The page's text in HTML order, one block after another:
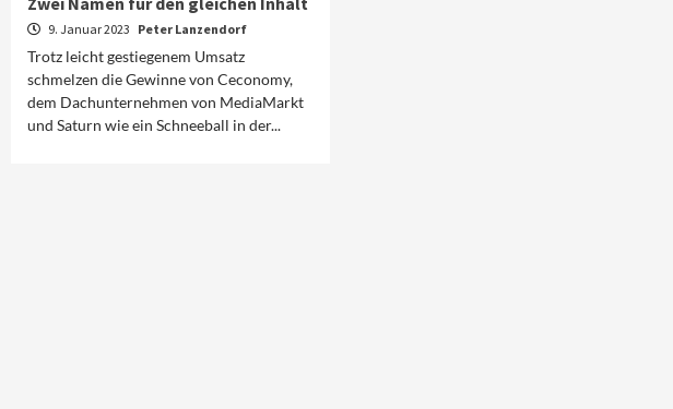
9. Januar 2023 Peter Lanzendorf
Trotz leicht gestiegenem Umsatz
schmelzen die Gewinne von Ceconomy,
dem Dachunternehmen von MediaMarkt
und Saturn wie ein Schneeball in der...